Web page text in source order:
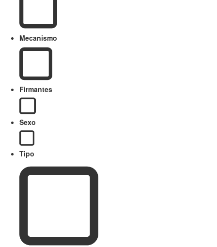
Mecanismo
Firmantes
Sexo
Tipo